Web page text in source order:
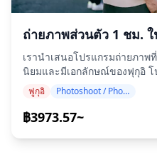
ถ่ายภาพส่วนตัว 1 ชม.
เรานำเสนอโปรแกรมถ่ายภา
นิยมและมีเอกลักษณ์ของฟุกุอิ โ
ช่างภาพที่มีคุณสมบัติสูง รองรั
ภาพองค์ประกอบที่เป็นธรรมช
(โปรดแจ้งสถานที่ที่คุณต้องการให้เราทร
เซสชั่นถ่ายภาพได้ทุกที่ในฟุกุอิ
เตรียมช่างภาพที่พูดภาษาอังกฤษ/ญี่ปุ่นได้ ไฟล์
ฟูกุอิ Photoshoot / Photo tour
฿3973.57~